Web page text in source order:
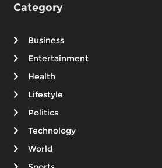
Category
Business
Entertainment
Health
Lifestyle
Politics
Technology
World